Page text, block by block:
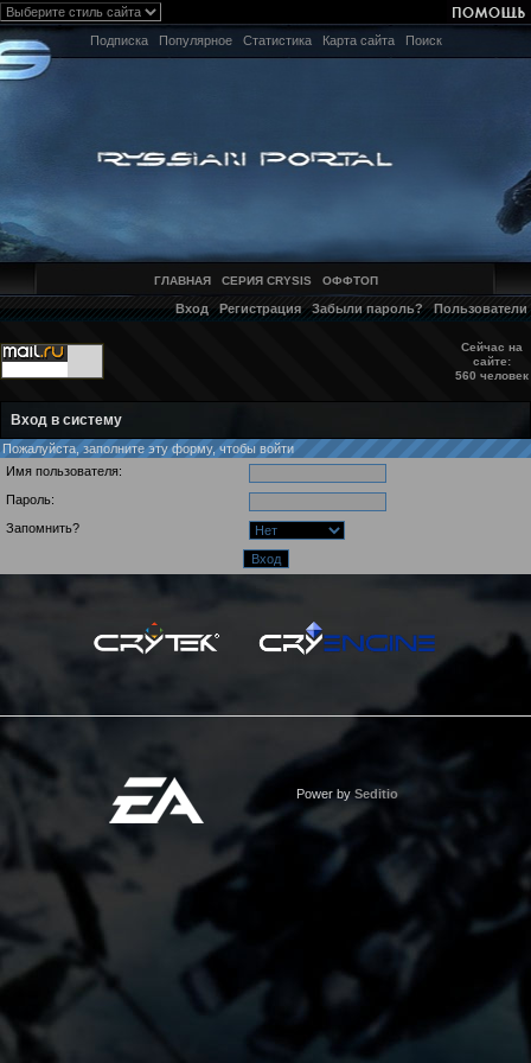
Подписка Популярное Статистика Карта сайта Поиск
ГЛАВНАЯ СЕРИЯ CRYSIS ОФФТОП
Вход Регистрация Забыли пароль? Пользователи
Сейчас на
сайте:
560 человек
Вход в систему
Пожалуйста, заполните эту форму, чтобы войти
Имя пользователя:
Пароль:
Запомнить?
Power by Seditio